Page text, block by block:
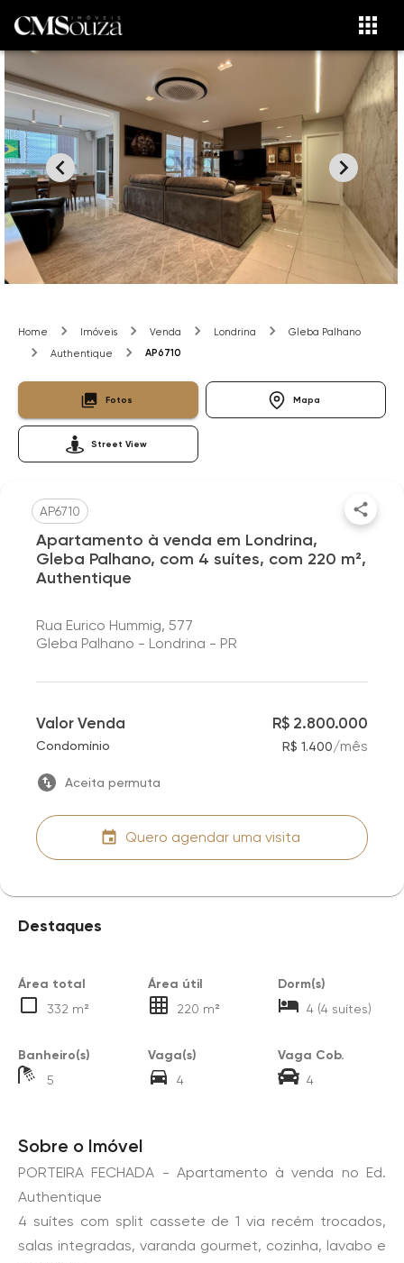
Home Imóveis Venda Londrina
Gleba Palhano
Authentique
AP6710
Fotos Mapa
Street View
AP6710
Apartamento à venda em Londrina,
Gleba Palhano, com 4 suítes, com 220 m²,
Authentique
Rua Eurico Hummig, 577
Gleba Palhano - Londrina - PR
Valor Venda R$ 2.800.000
Condomínio R$ 1.400/mês
Aceita permuta
Quero agendar uma visita
Destaques
Área total
332 m²
Área útil
220 m²
Dorm(s)
4 (4 suítes)
Banheiro(s)
5
Vaga(s)
4
Vaga Cob.
4
Sobre o Imóvel
PORTEIRA FECHADA - Apartamento à venda no Ed.
Authentique
4 suítes com split cassete de 1 via recém trocados,
salas integradas, varanda gourmet, cozinha, lavabo e